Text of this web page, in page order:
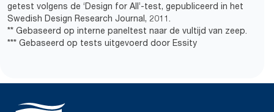
getest volgens de ‘Design for All’-test, gepubliceerd in het
Swedish Design Research Journal, 2011.
** Gebaseerd op interne paneltest naar de vultijd van zeep.
*** Gebaseerd op tests uitgevoerd door Essity